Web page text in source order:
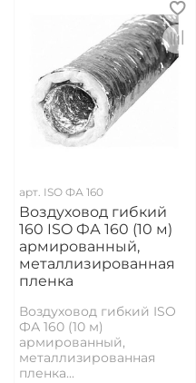
арт. ISO ФА 160
Воздуховод гибкий
160 ISO ФА 160 (10 м)
армированный,
металлизированная
пленка
Воздуховод гибкий ISO
ФА 160 (10 м)
армированный,
металлизированная
пленка...